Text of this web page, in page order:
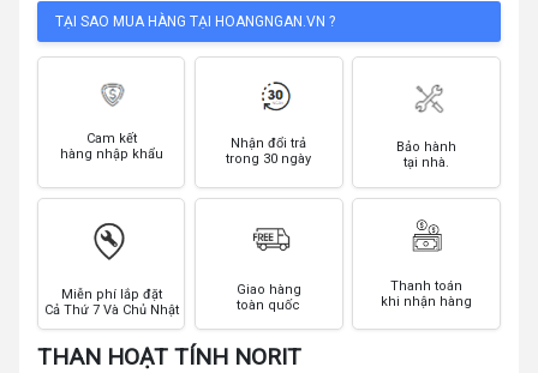
TẠI SAO MUA HÀNG TẠI HOANGNGAN.VN ?
Cam kết
hàng nhập khẩu
Nhận đổi trả
trong 30 ngày
Bảo hành
tại nhà.
Miễn phí lắp đặt
Cả Thứ 7 Và Chủ Nhật
Giao hàng
toàn quốc
Thanh toán
khi nhận hàng
THAN HOẠT TÍNH NORIT